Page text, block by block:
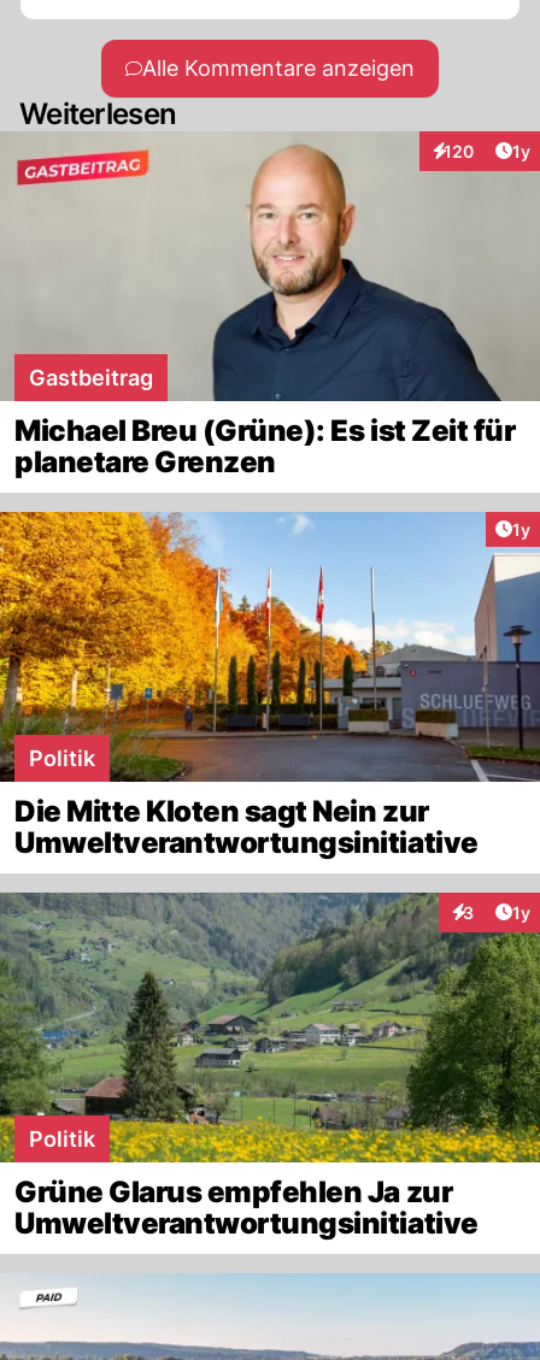
nur noch 1 paar schuhe pro jahr kaufen, und
das alles wegen 0,1% co2 weltanteil der
schweiz. Nein.
Alle Kommentare anzeigen
Weiterlesen
120
Interaktionen
1y
Gastbeitrag
Michael Breu (Grüne): Es ist Zeit für
planetare Grenzen
1y
Politik
Die Mitte Kloten sagt Nein zur
Umweltverantwortungsinitiative
3 1y
Politik
Grüne Glarus empfehlen Ja zur
Umweltverantwortungsinitiative